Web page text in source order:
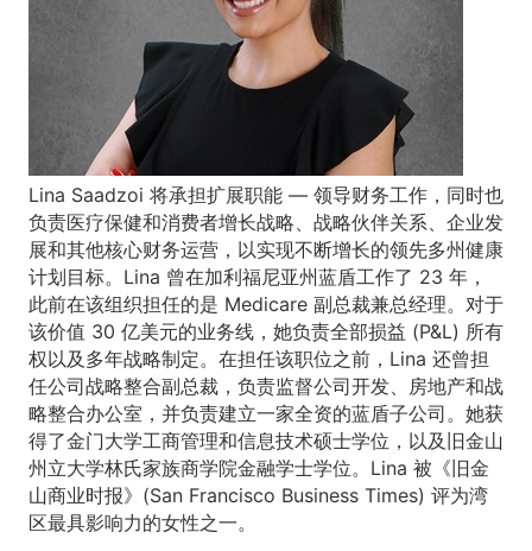
Lina Saadzoi 将承担扩展职能 — 领导财务工作，同时也
负责医疗保健和消费者增长战略、战略伙伴关系、企业发
展和其他核心财务运营，以实现不断增长的领先多州健康
计划目标。Lina 曾在加利福尼亚州蓝盾工作了 23 年，
此前在该组织担任的是 Medicare 副总裁兼总经理。对于
该价值 30 亿美元的业务线，她负责全部损益 (P&L) 所有
权以及多年战略制定。在担任该职位之前，Lina 还曾担
任公司战略整合副总裁，负责监督公司开发、房地产和战
略整合办公室，并负责建立一家全资的蓝盾子公司。她获
得了金门大学工商管理和信息技术硕士学位，以及旧金山
州立大学林氏家族商学院金融学士学位。Lina 被《旧金
山商业时报》(San Francisco Business Times) 评为湾
区最具影响力的女性之一。